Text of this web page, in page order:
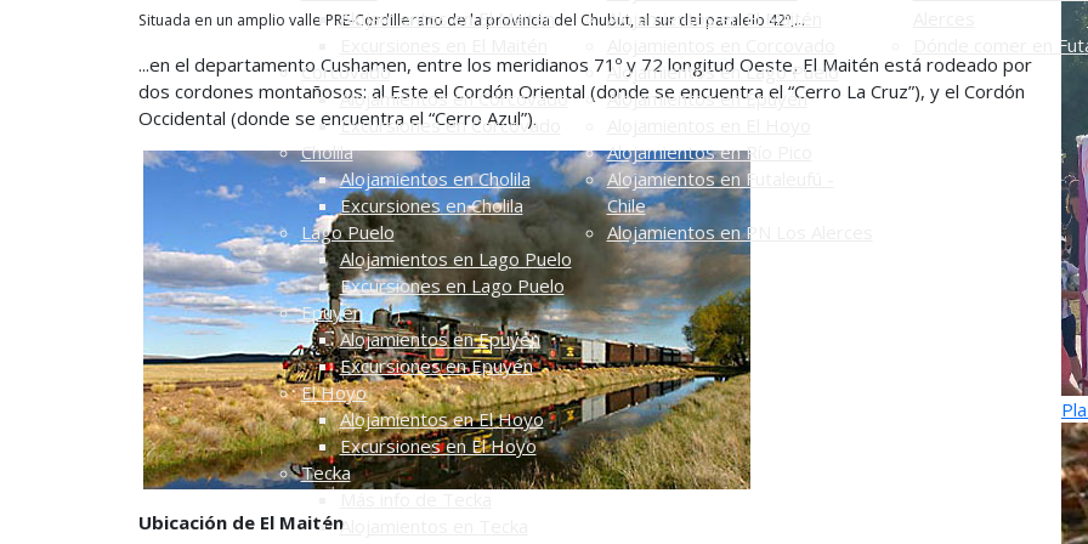
Alojamientos en El Maitén
Corcovado
Alojamientos en Corcovado
Excursiones en Corcovado
Cholila
Alojamientos en Cholila
Excursiones en Cholila
Lago Puelo
Alojamientos en Lago Puelo
Excursiones en Lago Puelo
Epuyén
Alojamientos en Epuyén
Excursiones en Epuyén
El Hoyo
Alojamientos en El Hoyo
Excursiones en El Hoyo
Tecka
Alojamientos en Tecka
Alojamientos en El Maitén
Alojamientos en Lago Puelo
Alojamientos en Epuyén
Alojamientos en Río Pico
Alojamientos en Futaleufú -
Chile
Alojamientos en PN Los Alerces
Dónde comer en
Situada en un amplio valle PRE-Cordillerano de la provincia del Chubut, al sur del paralelo 42º,...
...en el departamento Cushamen, entre los meridianos 71º y 72 longitud Oeste, El Maitén está rodeado por
dos cordones montañosos: al Este el Cordón Oriental (donde se encuentra el “Cerro La Cruz”), y el Cordón
Occidental (donde se encuentra el “Cerro Azul”).
Ubicación de El Maitén